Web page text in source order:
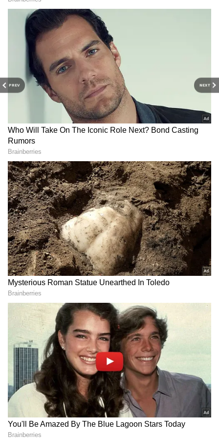
PREV NEXT
கதைகள்,
டிரெய்லர்
ரெட் கார்பெட் தருணங்களை அறிந்து
கொள்ளுங்கள்.
RECOMMENDED STORIES
Karthigai Deepam :
ரேவதியின் பாஸ்போர்ட்
மாயம்... கார்த்திக்கை
வீழ்த்த எதிரிகள் போட்ட
மாஸ்டர் பிளான் ஒர்க்
அவுட் ஆகுமா?
Vijay - Sangeetha:
பிரியமானவருக்காக
இறங்கி வந்த சங்கீதா
விஜய்.! தடைகளை
உடைத்து குடும்பத்தை
ஒன்று சேர்த்தது யார்
தெரியுமா?!